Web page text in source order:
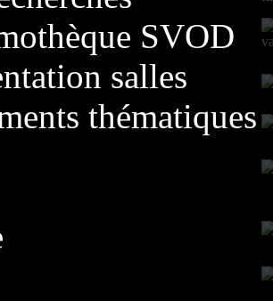
SVOD
salles
thématiques